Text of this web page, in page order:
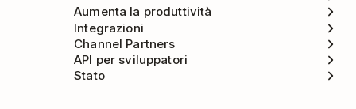
Aumenta la produttività
Integrazioni
Channel Partners
API per sviluppatori
Stato